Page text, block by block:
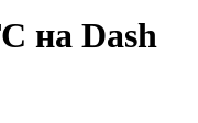
на Dash